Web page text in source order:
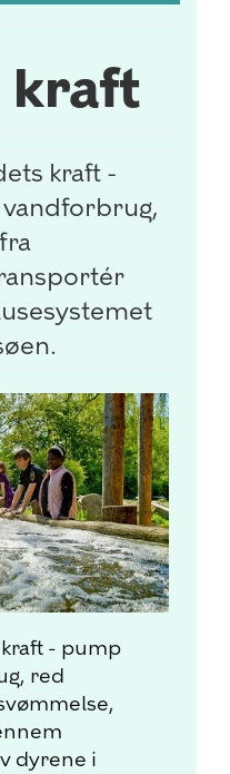
kraft
kraft -
- pump
red
dyrene i